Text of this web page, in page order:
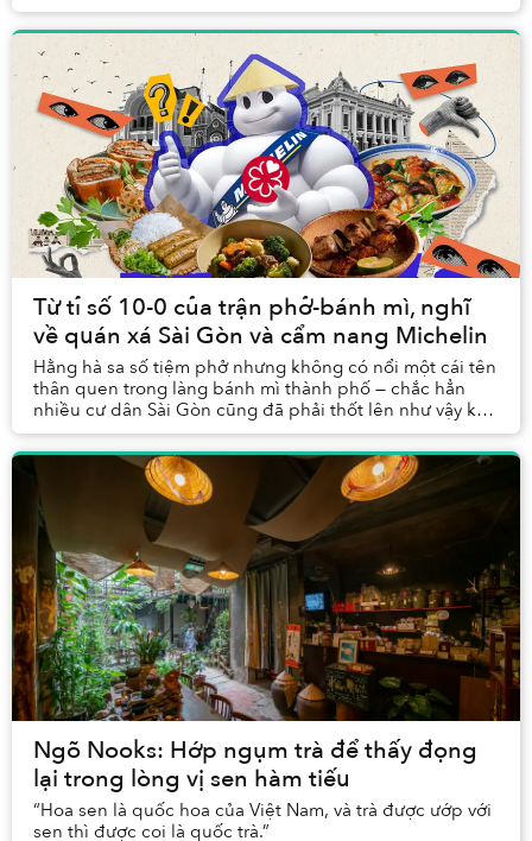
phải thích ứng. Thích ứng với môi t...
Từ tỉ số 10-0 của trận phở-bánh mì, nghĩ
về quán xá Sài Gòn và cẩm nang Michelin
Hằng hà sa số tiệm phở nhưng không có nổi một cái tên
thân quen trong làng bánh mì thành phố — chắc hẳn
nhiều cư dân Sài Gòn cũng đã phải thốt lên như vậy khi
thấy danh sách hàng ăn được cẩm nang Mich...
Ngõ Nooks: Hớp ngụm trà để thấy đọng
lại trong lòng vị sen hàm tiếu
“Hoa sen là quốc hoa của Việt Nam, và trà được ướp với
sen thì được coi là quốc trà.”